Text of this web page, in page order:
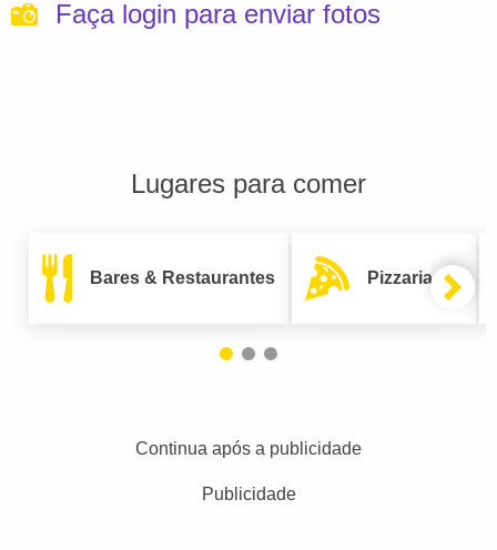
Faça login para enviar fotos
Lugares para comer
Bares & Restaurantes Pizzarias
Continua após a publicidade
Publicidade